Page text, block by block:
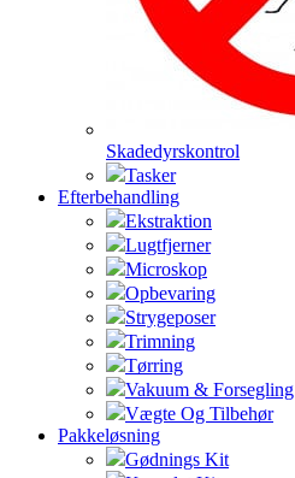
Skadedyrskontrol
Tasker
Efterbehandling
Ekstraktion
Lugtfjerner
Microskop
Opbevaring
Strygeposer
Trimning
Tørring
Vakuum & Forsegling
Vægte Og Tilbehør
Pakkeløsning
Gødnings Kit